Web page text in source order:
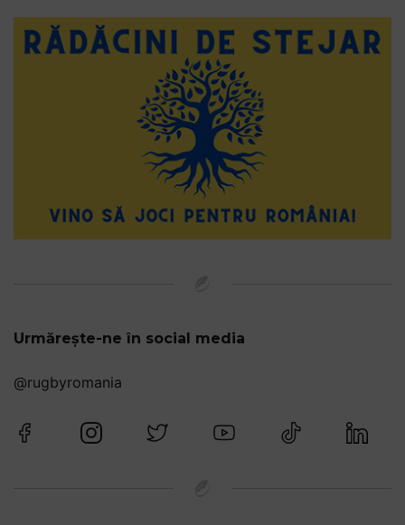
Urmărește-ne în social media
@rugbyromania